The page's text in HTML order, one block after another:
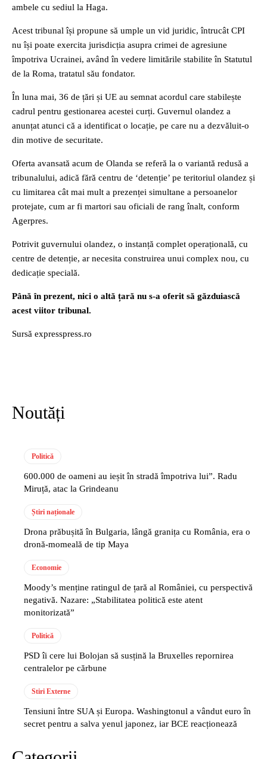
ambele cu sediul la Haga.
Acest tribunal își propune să umple un vid juridic, întrucât CPI
nu își poate exercita jurisdicția asupra crimei de agresiune
împotriva Ucrainei, având în vedere limitările stabilite în Statutul
de la Roma, tratatul său fondator.
În luna mai, 36 de țări și UE au semnat acordul care stabilește
cadrul pentru gestionarea acestei curți. Guvernul olandez a
anunțat atunci că a identificat o locație, pe care nu a dezvăluit-o
din motive de securitate.
Oferta avansată acum de Olanda se referă la o variantă redusă a
tribunalului, adică fără centru de ‘detenție’ pe teritoriul olandez și
cu limitarea cât mai mult a prezenței simultane a persoanelor
protejate, cum ar fi martori sau oficiali de rang înalt, conform
Agerpres.
Potrivit guvernului olandez, o instanță complet operațională, cu
centre de detenție, ar necesita construirea unui complex nou, cu
dedicație specială.
Până în prezent, nici o altă țară nu s-a oferit să găzduiască
acest viitor tribunal.
Sursă expresspress.ro
Noutăți
Politică
600.000 de oameni au ieșit în stradă împotriva lui”. Radu
Miruță, atac la Grindeanu
Știri naționale
Drona prăbușită în Bulgaria, lângă granița cu România, era o
dronă-momeală de tip Maya
Economie
Moody’s menține ratingul de țară al României, cu perspectivă
negativă. Nazare: „Stabilitatea politică este atent
monitorizată”
Politică
PSD îi cere lui Bolojan să susțină la Bruxelles repornirea
centralelor pe cărbune
Stiri Externe
Tensiuni între SUA și Europa. Washingtonul a vândut euro în
secret pentru a salva yenul japonez, iar BCE reacționează